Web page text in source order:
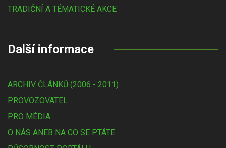
TRADIČNÍ A TÉMATICKÉ AKCE
Další informace
ARCHIV ČLÁNKŮ (2006 - 2011)
PROVOZOVATEL
PRO MÉDIA
O NÁS ANEB NA CO SE PTÁTE